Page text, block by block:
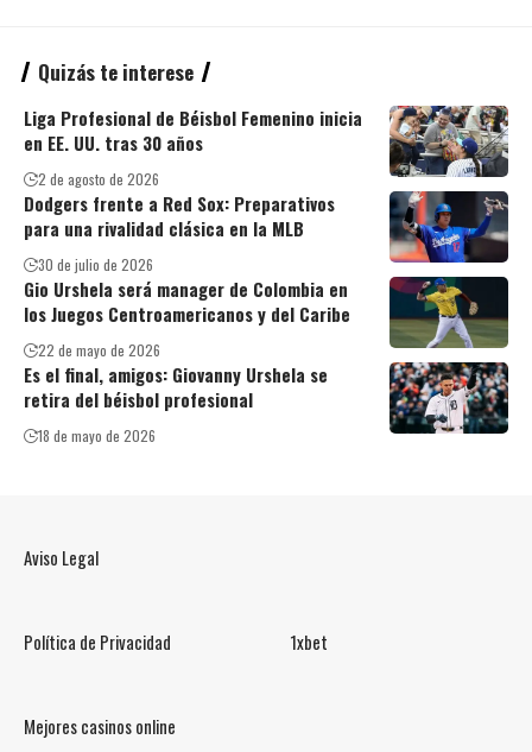
Quizás te interese
Liga Profesional de Béisbol Femenino inicia
en EE. UU. tras 30 años
2 de agosto de 2026
Dodgers frente a Red Sox: Preparativos
para una rivalidad clásica en la MLB
30 de julio de 2026
Gio Urshela será manager de Colombia en
los Juegos Centroamericanos y del Caribe
22 de mayo de 2026
Es el final, amigos: Giovanny Urshela se
retira del béisbol profesional
18 de mayo de 2026
Aviso Legal
Política de Privacidad 1xbet
Mejores casinos online